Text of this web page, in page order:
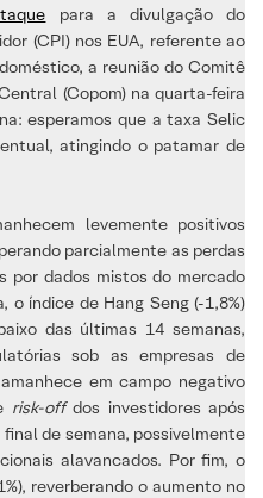
para a divulgação do
(CPI) nos EUA, referente ao
a reunião do Comitê
(Copom) na quarta-feira
esperamos que a taxa Selic
atingindo o patamar de
levemente positivos
parcialmente as perdas
por dados mistos do mercado
o índice de Hang Seng (-1,8%)
das últimas 14 semanas,
sob as empresas de
em campo negativo
risk-offdos investidores após
de semana, possivelmente
alavancados. Por fim, o
reverberando o aumento no